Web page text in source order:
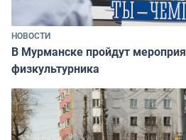
НОВОСТИ
В Мурманске пройдут
физкультурника